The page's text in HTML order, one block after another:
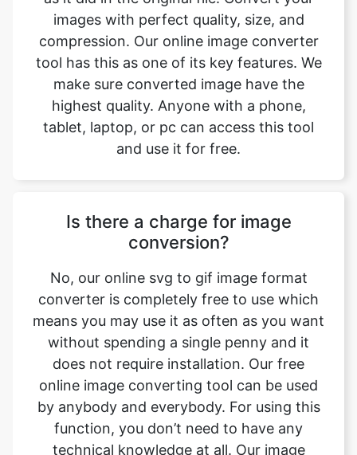
make sure converted image have the
highest quality. Anyone with a phone,
tablet, laptop, or pc can access this tool
and use it for free.
Is there a charge for image
converter is completely free to use which
means you may use it as often as you want
without spending a single penny and it
does not require installation. Our free
online image converting tool can be used
by anybody and everybody. For using this
function, you don’t need to have any
technical knowledge at all. Our image
converter is completely free and online,
This tool is easy to use you just have to
upload the original file and you will get a